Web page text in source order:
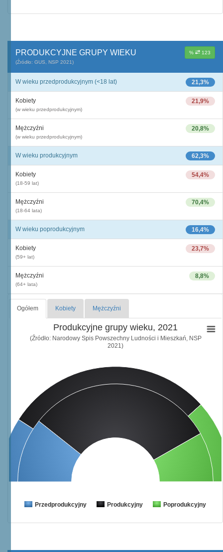
% 123
PRODUKCYJNE GRUPY WIEKU
(Źródło: GUS, NSP 2021)
21,3%
W wieku przedprodukcyjnym (<18 lat)
21,9%
Kobiety
(w wieku przedprodukcyjnym)
20,8%
Mężczyźni
(w wieku przedprodukcyjnym)
62,3%
W wieku produkcyjnym
54,4%
Kobiety
(18-59 lat)
70,4%
Mężczyźni
(18-64 lata)
16,4%
W wieku poprodukcyjnym
23,7%
Kobiety
(59+ lat)
8,8%
Mężczyźni
(64+ lata)
Ogółem Kobiety Mężczyźni
Produkcyjne grupy wieku, 2021
(Źródło: Narodowy Spis Powszechny Ludności i Mieszkań, NSP
2021)
Przedprodukcyjny Produkcyjny Poprodukcyjny